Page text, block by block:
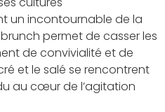
un incontournable de la
permet de casser les
de convivialité et de
et le salé se rencontrent
au cœur de l’agitation